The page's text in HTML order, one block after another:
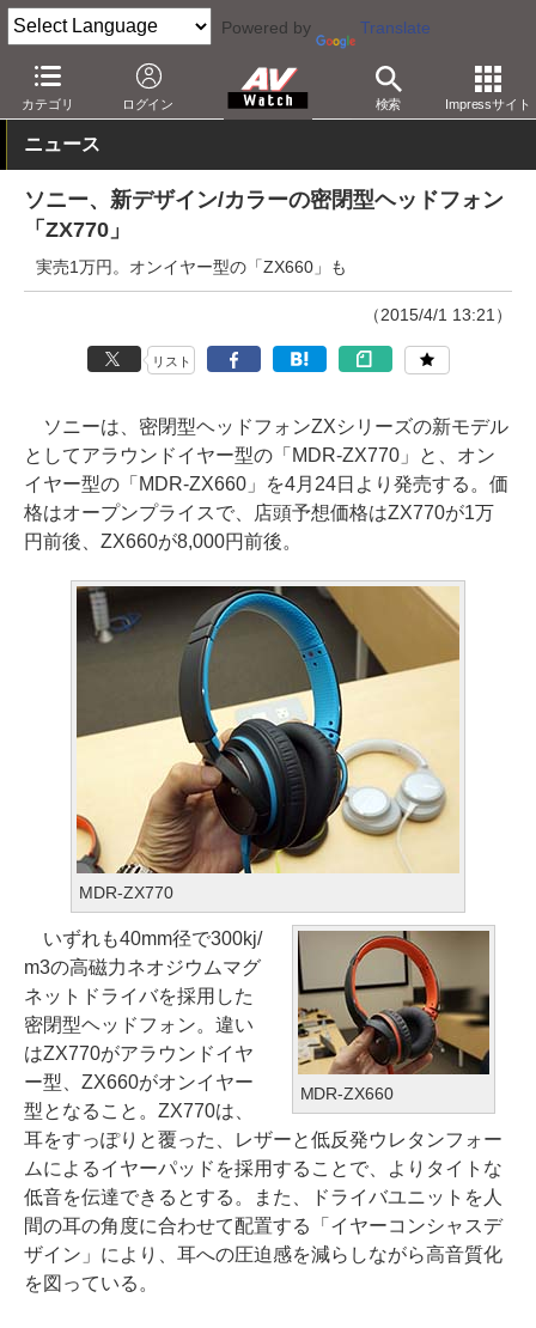
Powered by Translate
カテゴリ ログイン 検索 Impressサイト
AV Watch 製品 ヘッドフォン ソニー
ニュース
ソニー、新デザイン/カラーの密閉型ヘッドフォン
「ZX770」
実売1万円。オンイヤー型の「ZX660」も
（2015/4/1 13:21）
リスト
ソニーは、密閉型ヘッドフォンZXシリーズの新モデル
としてアラウンドイヤー型の「MDR-ZX770」と、オン
イヤー型の「MDR-ZX660」を4月24日より発売する。価
格はオープンプライスで、店頭予想価格はZX770が1万
円前後、ZX660が8,000円前後。
MDR-ZX770
MDR-ZX660
いずれも40mm径で300kj/
m3の高磁力ネオジウムマグ
ネットドライバを採用した
密閉型ヘッドフォン。違い
はZX770がアラウンドイヤ
ー型、ZX660がオンイヤー
型となること。ZX770は、
耳をすっぽりと覆った、レザーと低反発ウレタンフォー
ムによるイヤーパッドを採用することで、よりタイトな
低音を伝達できるとする。また、ドライバユニットを人
間の耳の角度に合わせて配置する「イヤーコンシャスデ
ザイン」により、耳への圧迫感を減らしながら高音質化
を図っている。